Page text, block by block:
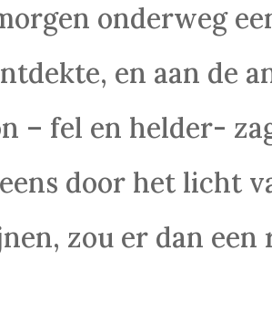
onderweg
en aan de
– fel en helder-
door het licht
zou er dan een